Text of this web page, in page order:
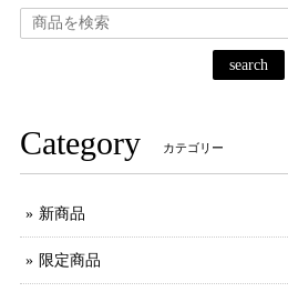
search
Category カテゴリー
新商品
限定商品